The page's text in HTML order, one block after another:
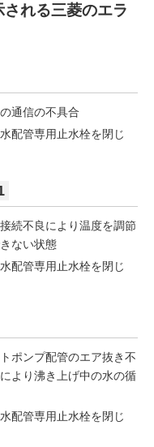
れる三菱のエラ
通信の不具合
配管専用止水栓を閉じ
続不良により温度を調節
ない状態
配管専用止水栓を閉じ
ポンプ配管のエア抜き不
より沸き上げ中の水の循
配管専用止水栓を閉じ